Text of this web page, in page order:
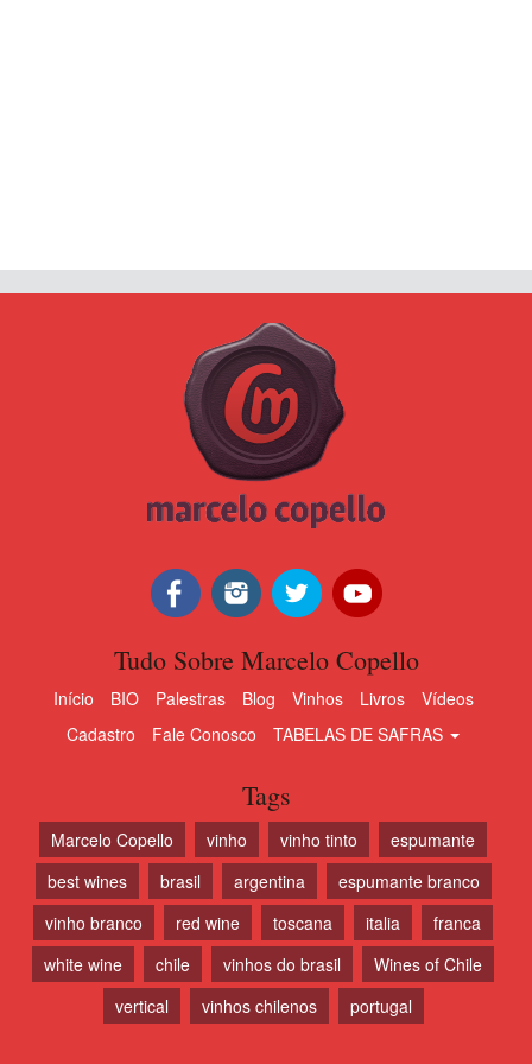
Tudo Sobre Marcelo Copello
Início BIO Palestras Blog Vinhos Livros
Vídeos
Cadastro
Fale Conosco TABELAS DE SAFRAS
Tags
Marcelo Copello vinho vinho tinto
espumante
best wines
brasil argentina
espumante branco
vinho branco
red wine toscana italia
franca
white wine
chile vinhos do brasil
Wines of Chile
vertical
vinhos chilenos portugal